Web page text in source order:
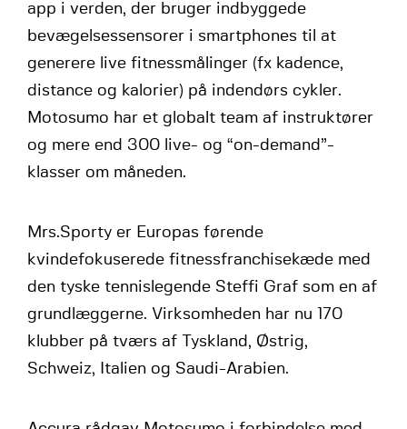
app i verden, der bruger indbyggede
bevægelsessensorer i smartphones til at
generere live fitnessmålinger (fx kadence,
distance og kalorier) på indendørs cykler.
Motosumo har et globalt team af instruktører
og mere end 300 live- og “on-demand”-
klasser om måneden.
Mrs.Sporty er Europas førende
kvindefokuserede fitnessfranchisekæde med
den tyske tennislegende Steffi Graf som en af
grundlæggerne. Virksomheden har nu 170
klubber på tværs af Tyskland, Østrig,
Schweiz, Italien og Saudi-Arabien.